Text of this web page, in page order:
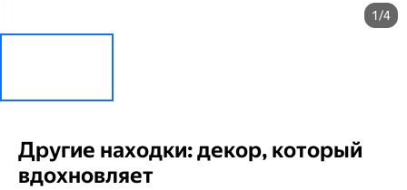
1/4
Другие находки: декор, который
вдохновляет